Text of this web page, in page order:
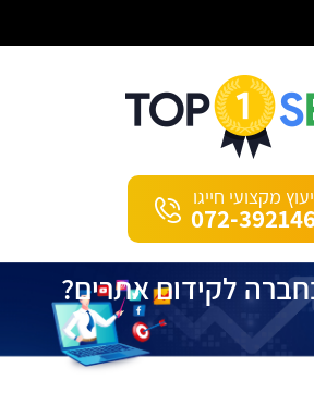
מקצועי חייגו
072-
לקידום אתרים?